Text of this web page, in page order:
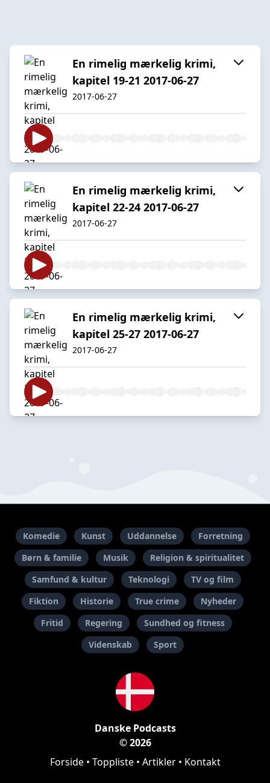
En rimelig mærkelig krimi,
kapitel 19-21 2017-06-27
2017-06-27
En rimelig mærkelig krimi,
kapitel 22-24 2017-06-27
2017-06-27
En rimelig mærkelig krimi,
kapitel 25-27 2017-06-27
2017-06-27
Komedie Kunst Uddannelse
Forretning
Børn & familie
Musik
Religion & spiritualitet
Samfund & kultur
Teknologi
TV og film
Fiktion
Historie True crime
Nyheder
Fritid
Regering
Sundhed og fitness
Videnskab
Sport
Danske Podcasts
© 2026
Forside• Toppliste• Artikler• Kontakt